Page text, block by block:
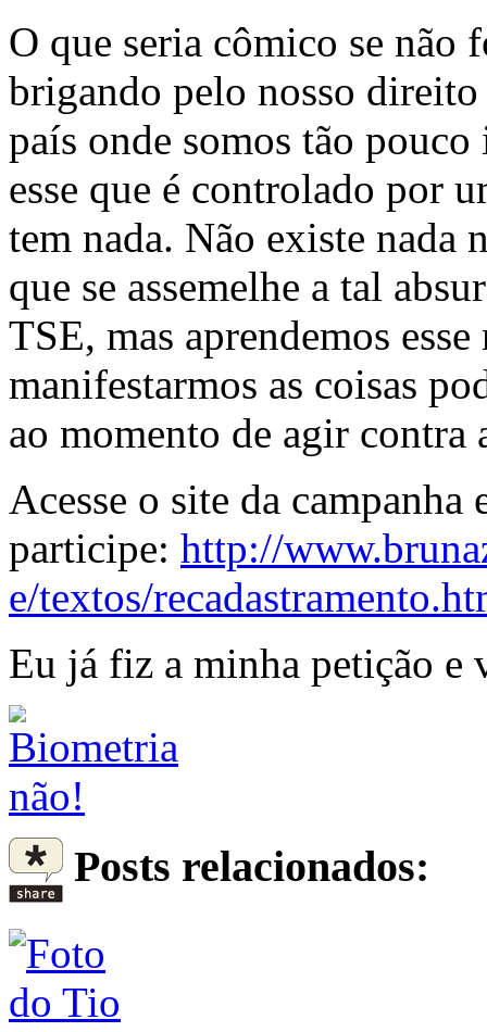
O que seria cômico se não
brigando pelo nosso
país onde somos tão
esse que é controlado por
tem nada. Não existe
que se assemelhe a tal
TSE, mas aprendemos
manifestarmos as coisas
ao momento de agir contra
Acesse o site da campanha
participe: http://
e/textos/
Eu já fiz a minha petição e
Posts relacionados: